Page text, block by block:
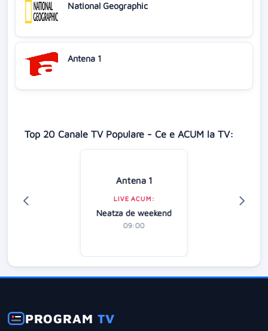
National Geographic
Antena 1
Top 20 Canale TV Populare - Ce e ACUM la TV:
Antena 1
LIVE ACUM:
Neatza de weekend
09:00
PROGRAMTV